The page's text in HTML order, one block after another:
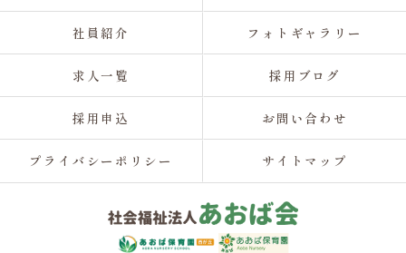
社員紹介 フォトギャラリー
求人一覧 採用ブログ
採用申込 お問い合わせ
プライバシーポリシー サイトマップ